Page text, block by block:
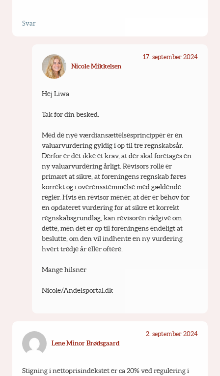
Svar
Nicole Mikkelsen
17. september 2024
Hej Liwa
Tak for din besked.
Med de nye værdiansættelsesprincipper er en
valuarvurdering gyldig i op til tre regnskabsår.
Derfor er det ikke et krav, at der skal foretages en
ny valuarvurdering årligt. Revisors rolle er
primært at sikre, at foreningens regnskab føres
korrekt og i overensstemmelse med gældende
regler. Hvis en revisor mener, at der er behov for
en opdateret vurdering for at sikre et korrekt
regnskabsgrundlag, kan revisoren rådgive om
dette, men det er op til foreningens endeligt at
beslutte, om den vil indhente en ny vurdering
hvert tredje år eller oftere.
Mange hilsner
Nicole/Andelsportal.dk
Lene Minor Brødsgaard
2. september 2024
Stigning i nettoprisindekstet er ca 20% ved regulering i